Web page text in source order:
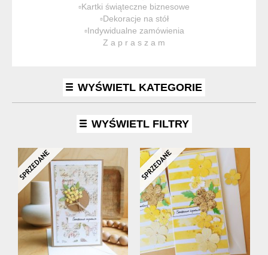
▫️Kartki świąteczne biznesowe
▫️Dekoracje na stół
▫️Indywidualne zamówienia
Z a p r a s z a m
WYŚWIETL KATEGORIE
WYŚWIETL FILTRY